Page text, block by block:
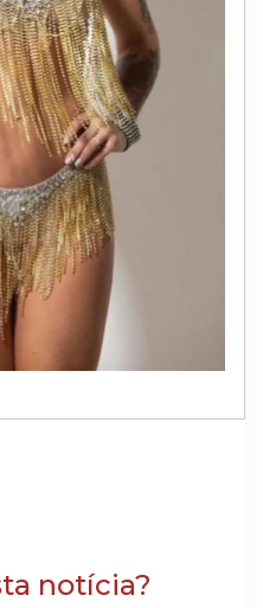
notícia?